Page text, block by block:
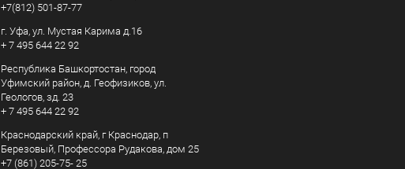
+7(812) 501-87-77
г. Уфа, ул. Мустая Карима д.16
+ 7 495 644 22 92
Республика Башкортостан, город
Уфимский район, д. Геофизиков, ул.
Геологов, зд. 23
+ 7 495 644 22 92
Краснодарский край, г Краснодар, п
Березовый, Профессора Рудакова, дом 25
+7 (861) 205-75- 25